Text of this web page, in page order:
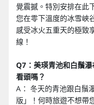
覺震撼。特別安排在此
您在零下溫度的冰雪峽
感受冰火五重天的極致
線！
Q7：美瑛青池和白鬚
看頭嗎？
A： 冬天的青池跟白鬚
版」！何時旅遊不想帶